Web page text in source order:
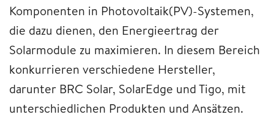
Komponenten in Photovoltaik(PV)-Systemen,
die dazu dienen, den Energieertrag der
Solarmodule zu maximieren. In diesem Bereich
konkurrieren verschiedene Hersteller,
darunter BRC Solar, SolarEdge und Tigo, mit
unterschiedlichen Produkten und Ansätzen.